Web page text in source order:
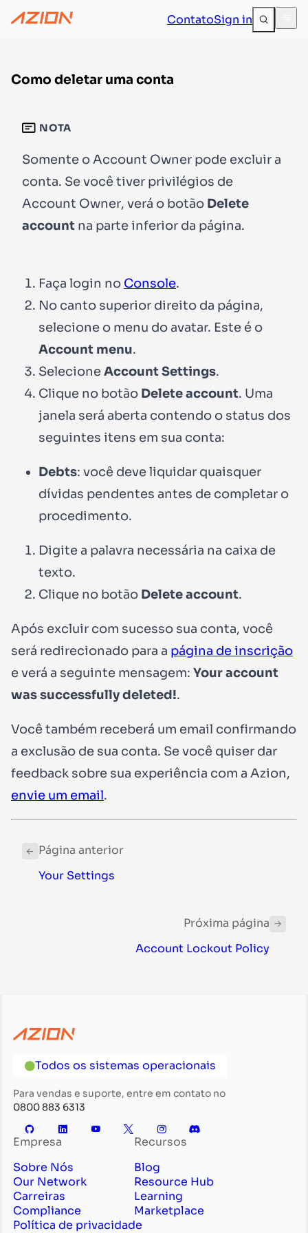
ContatoSign in
Como deletar uma conta
NOTA
Somente oAccount Owner pode excluir a
conta. Se você tiver privilégios de
Account Owner, verá o botão Delete
account na parte inferior da página.
Faça login no Console.
No canto superior direito da página,
selecione o menu do avatar. Este é o
Account menu.
SelecioneAccount Settings.
Clique no botão Delete account. Uma
janela será aberta contendo o status dos
seguintes itens em sua conta:
Debts: você deve liquidar quaisquer
dívidas pendentes antes de completar o
procedimento.
Digite a palavra necessária na caixa de
texto.
Clique no botão Delete account.
Após excluir com sucesso sua conta, você
será redirecionado para a página de inscrição
e verá a seguinte mensagem: Your account
was successfully deleted!.
Você também receberá um email confirmando
a exclusão de sua conta. Se você quiser dar
feedback sobre sua experiência com a Azion,
envie um email.
Página anterior
Your Settings
Próxima página
Account Lockout Policy
Todos os sistemas operacionais
Para vendas e suporte, entre em contato no
0800 883 6313
Empresa
Sobre Nós
Our Network
Carreiras
Compliance
Política de privacidade
Recursos
Blog
Resource Hub
Learning
Marketplace